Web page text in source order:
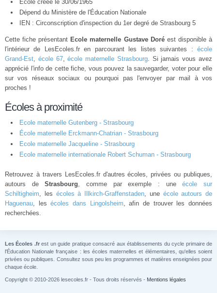
École créée le 30/06/1965
Dépend du Ministère de l'Éducation Nationale
IEN : Circonscription d'inspection du 1er degré de Strasbourg 5
Cette fiche présentant Ecole maternelle Gustave Doréest disponible à
l'intérieur de LesEcoles.fr en parcourant les listes suivantes : école
Grand-Est, école 67,école maternelle Strasbourg. Si jamais vous avez
apprécié l'info de cette fiche, vous pouvez la sauvegarder, voter pour elle
sur vos réseaux sociaux ou pourquoi pas l'envoyer par mail à vos
proches !
Écoles à proximité
Ecole maternelle Gutenberg - Strasbourg
École maternelle Erckmann-Chatrian - Strasbourg
Ecole maternelle Jacqueline - Strasbourg
Ecole maternelle internationale Robert Schuman - Strasbourg
Retrouvez à travers LesEcoles.fr d'autres écoles, privées ou publiques,
autours deStrasbourg, comme par exemple : uneécole sur
Schiltigheim, les écoles à Illkirch-Graffenstaden, une école autours de
Haguenau, lesécoles dans Lingolsheim, afin de trouver les données
recherchées.
Les Écoles .frest un guide pratique consacré aux établissements du cycle primaire de
l'Éducation Nationale française : les écoles maternelles et élémentaires, qu'elles soient
privées ou publiques. Consultez sous peu les programmes et matières enseignées pour
chaque école.
Copyright © 2010-2026 lesecoles.fr - Tous droits réservés - Mentions légales